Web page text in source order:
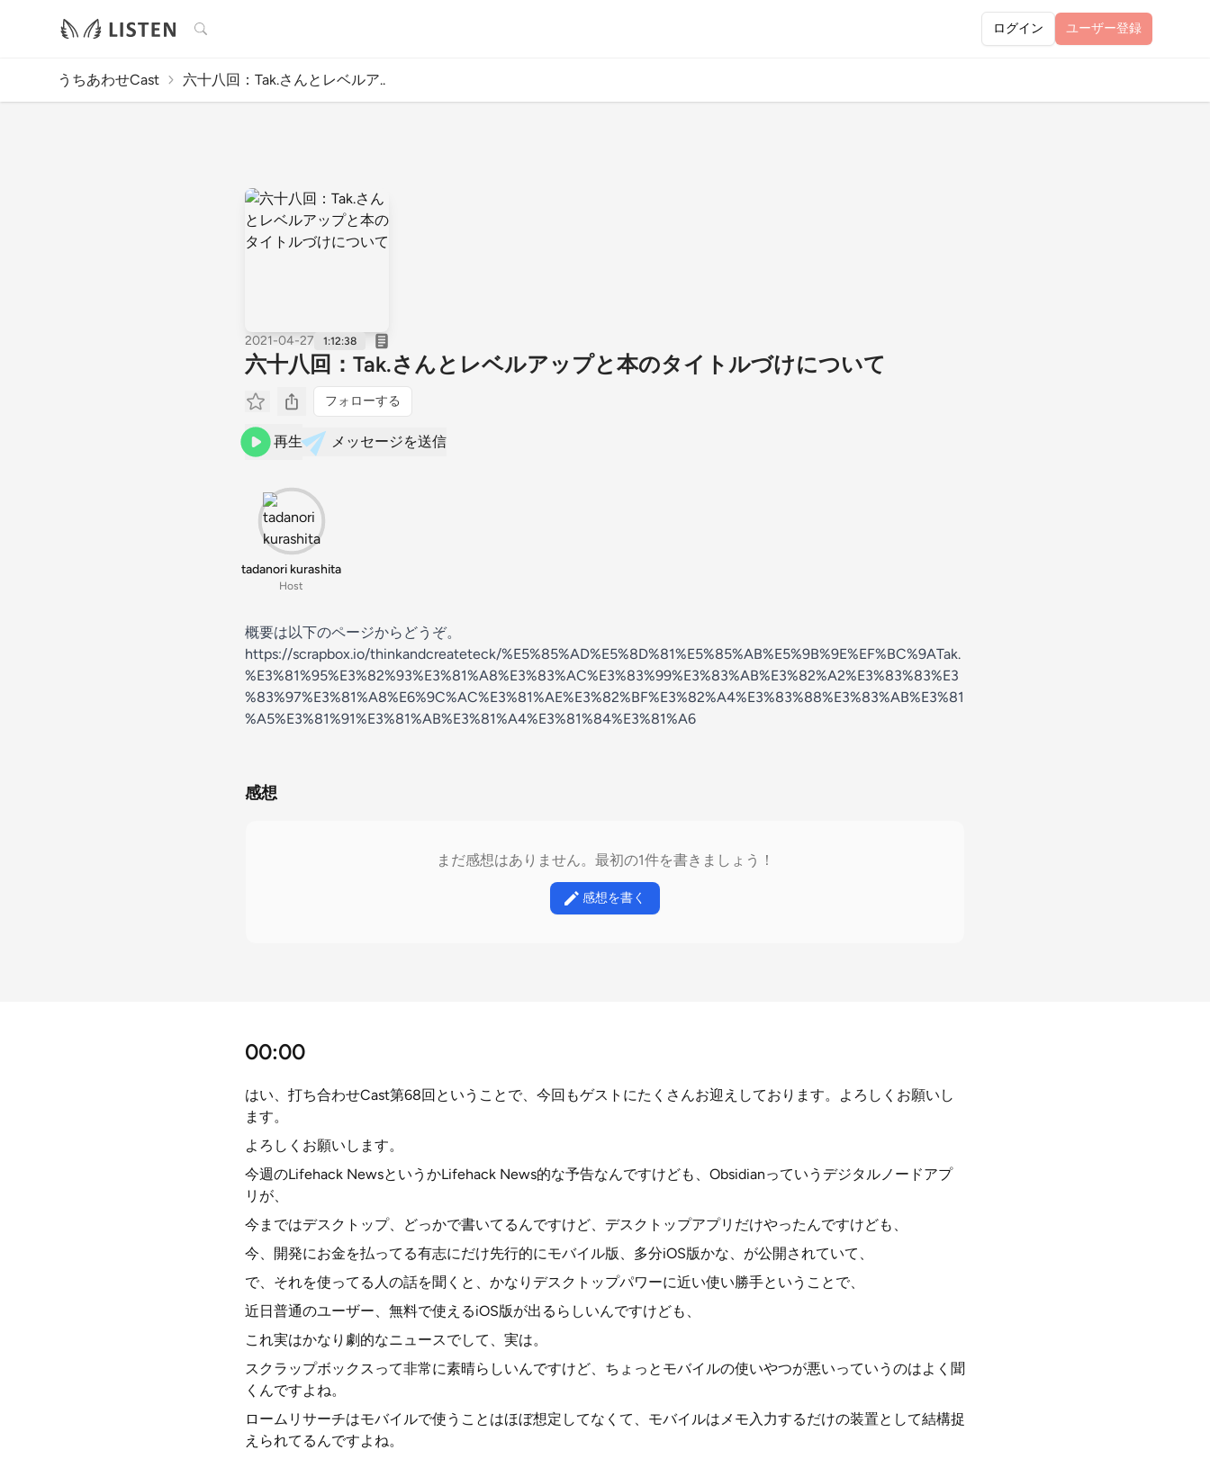
検索 ログイン ユーザー登録
うちあわせCast 六十八回：Tak.さんとレベルア..
2021-04-27 1:12:38
六十八回：Tak.さんとレベルアップと本のタイトルづけについて
フォローする
再生 メッセージを送信
tadanori kurashita
Host
概要は以下のページからどうぞ。
https://scrapbox.io/thinkandcreateteck/%E5%85%AD%E5%8D%81%E5%85%AB%E5%9B%9E%EF%BC%9ATak.
%E3%81%95%E3%82%93%E3%81%A8%E3%83%AC%E3%83%99%E3%83%AB%E3%82%A2%E3%83%83%E3
%83%97%E3%81%A8%E6%9C%AC%E3%81%AE%E3%82%BF%E3%82%A4%E3%83%88%E3%83%AB%E3%81
%A5%E3%81%91%E3%81%AB%E3%81%A4%E3%81%84%E3%81%A6
感想
まだ感想はありません。最初の1件を書きましょう！
感想を書く
00:00
はい、打ち合わせCast第68回ということで、今回もゲストにたくさんお迎えしております。よろしくお願いし
ます。
よろしくお願いします。
今週のLifehack NewsというかLifehack News的な予告なんですけども、Obsidianっていうデジタルノードアプ
リが、
今まではデスクトップ、どっかで書いてるんですけど、デスクトップアプリだけやったんですけども、
今、開発にお金を払ってる有志にだけ先行的にモバイル版、多分iOS版かな、が公開されていて、
で、それを使ってる人の話を聞くと、かなりデスクトップパワーに近い使い勝手ということで、
近日普通のユーザー、無料で使えるiOS版が出るらしいんですけども、
これ実はかなり劇的なニュースでして、実は。
スクラップボックスって非常に素晴らしいんですけど、ちょっとモバイルの使いやつが悪いっていうのはよく聞
くんですよね。
ロームリサーチはモバイルで使うことはほぼ想定してなくて、モバイルはメモ入力するだけの装置として結構捉
えられてるんですよね。